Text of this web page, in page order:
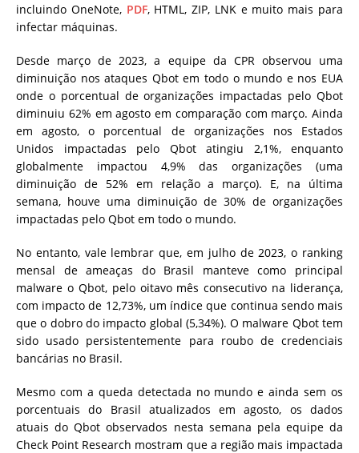
incluindo OneNote, PDF, HTML, ZIP, LNK e muito mais para
infectar máquinas.
Desde março de 2023, a equipe da CPR observou uma
diminuição nos ataques Qbot em todo o mundo e nos EUA
onde o porcentual de organizações impactadas pelo Qbot
diminuiu 62% em agosto em comparação com março. Ainda
em agosto, o porcentual de organizações nos Estados
Unidos impactadas pelo Qbot atingiu 2,1%, enquanto
globalmente impactou 4,9% das organizações (uma
diminuição de 52% em relação a março). E, na última
semana, houve uma diminuição de 30% de organizações
impactadas pelo Qbot em todo o mundo.
No entanto, vale lembrar que, em julho de 2023, o ranking
mensal de ameaças do Brasil manteve como principal
malware o Qbot, pelo oitavo mês consecutivo na liderança,
com impacto de 12,73%, um índice que continua sendo mais
que o dobro do impacto global (5,34%). O malware Qbot tem
sido usado persistentemente para roubo de credenciais
bancárias no Brasil.
Mesmo com a queda detectada no mundo e ainda sem os
porcentuais do Brasil atualizados em agosto, os dados
atuais do Qbot observados nesta semana pela equipe da
Check Point Research mostram que a região mais impactada